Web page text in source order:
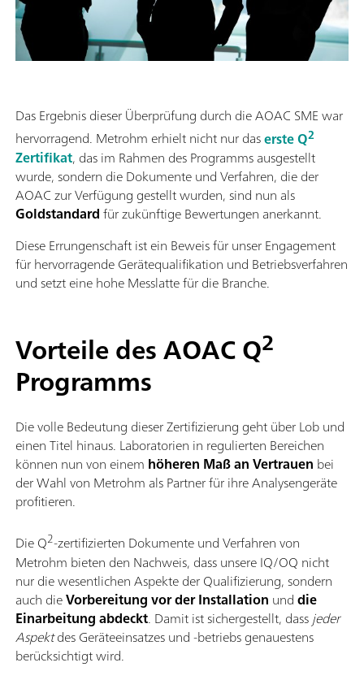
Das Ergebnis dieser Überprüfung durch die AOAC SME war
hervorragend. Metrohm erhielt nicht nur daserste Q2
Zertifikat, das im Rahmen des Programms ausgestellt
wurde, sondern die Dokumente und Verfahren, die der
AOAC zur Verfügung gestellt wurden, sind nun als
Goldstandardfür zukünftige Bewertungen anerkannt.
Diese Errungenschaft ist ein Beweis für unser Engagement
für hervorragende Gerätequalifikation und Betriebsverfahren
und setzt eine hohe Messlatte für die Branche.
Vorteile des AOAC Q2
Programms
Die volle Bedeutung dieser Zertifizierung geht über Lob und
einen Titel hinaus. Laboratorien in regulierten Bereichen
können nun von einem höheren Maß an Vertrauen bei
der Wahl von Metrohm als Partner für ihre Analysengeräte
profitieren.
Die Q2-zertifizierten Dokumente und Verfahren von
Metrohm bieten den Nachweis, dass unsere IQ/OQ nicht
nur die wesentlichen Aspekte der Qualifizierung, sondern
auch dieVorbereitung vor der Installation unddie
Einarbeitung abdeckt. Damit ist sichergestellt, dassjeder
Aspektdes Geräteeinsatzes und -betriebs genauestens
berücksichtigt wird.